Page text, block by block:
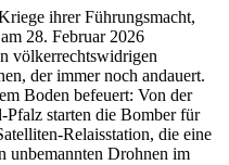
ihrer Führungsmacht,
28. Februar 2026
völkerrechtswidrigen
der immer noch andauert.
Boden befeuert: Von der
starten die Bomber für
Relaisstation, die eine
unbemannten Drohnen im